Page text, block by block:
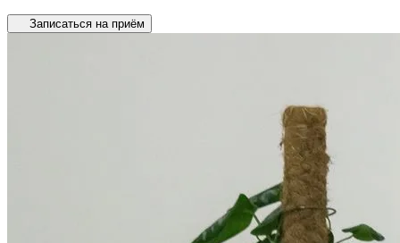
Записаться на приём